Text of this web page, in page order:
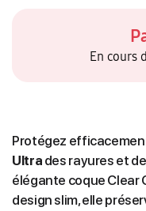
En cours
Protégez
Ultra des rayures et
élégante coque Clear
design slim, elle